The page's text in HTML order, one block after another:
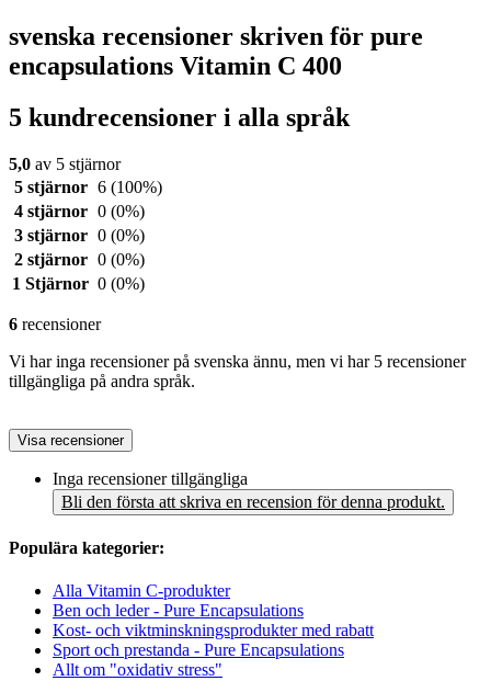
svenska recensioner skriven för pure
encapsulations Vitamin C 400
5 kundrecensioner i alla språk
5,0 av 5 stjärnor
5 stjärnor 6 (100%)
4 stjärnor 0 (0%)
3 stjärnor 0 (0%)
2 stjärnor 0 (0%)
1 Stjärnor 0 (0%)
6 recensioner
Vi har inga recensioner på svenska ännu, men vi har 5 recensioner
tillgängliga på andra språk.
Visa recensioner
Inga recensioner tillgängliga
Bli den första att skriva en recension för denna produkt.
Populära kategorier:
Alla Vitamin C-produkter
Ben och leder - Pure Encapsulations
Kost- och viktminskningsprodukter med rabatt
Sport och prestanda - Pure Encapsulations
Allt om "oxidativ stress"